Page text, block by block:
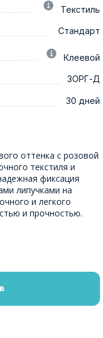
Текстиль
Стандарт
Клеевой
ЗОРГ-Д
30 дней
оттенка с розовой
текстиля и
фиксация
липучками на
и легкого
и прочностью.